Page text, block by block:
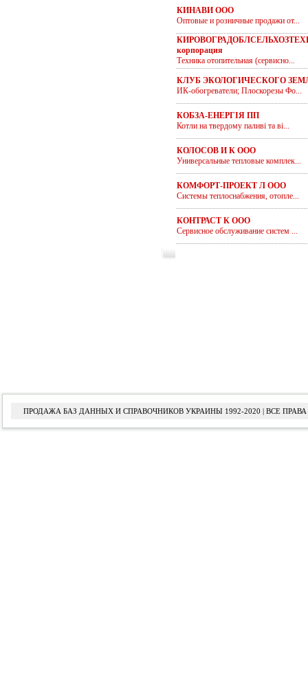
КИНАВИ ООО
Оптовые и розничные продажи от...
корпорация
Техника отопительная (сервисно...
КЛУБ ЭКОЛОГИЧЕСКОГО
ИК-обогреватели; Плоскорезы Фо...
КОБЗА-ЕНЕРГІЯ ПП
Котли на твердому паливі та ві...
КОЛОСОВ И К ООО
Универсальные тепловые комплек...
КОМФОРТ-ПРОЕКТ Л ООО
Системы теплоснабжения, отопле...
КОНТРАСТ К ООО
Сервисное обслуживание систем ...
ПРОДАЖА БАЗ ДАННЫХ И СПРАВОЧНИКОВ УКРАИНЫ 1992-2020 | ВСЕ